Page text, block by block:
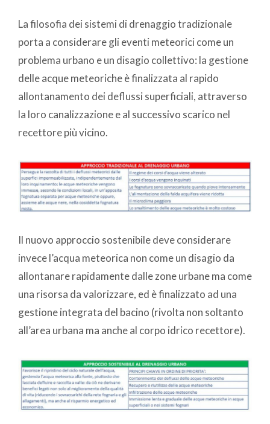
La filosofia dei sistemi di drenaggio tradizionale
porta a considerare gli eventi meteorici come un
problema urbano e un disagio collettivo: la gestione
delle acque meteoriche è finalizzata al rapido
allontanamento dei deflussi superficiali, attraverso
la loro canalizzazione e al successivo scarico nel
recettore più vicino.
Il nuovo approccio sostenibile deve considerare
invece l’acqua meteorica non come un disagio da
allontanare rapidamente dalle zone urbane ma come
una risorsa da valorizzare, ed è finalizzato ad una
gestione integrata del bacino (rivolta non soltanto
all’area urbana ma anche al corpo idrico recettore).